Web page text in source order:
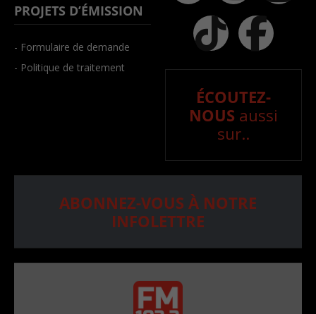
PROJETS D’ÉMISSION
- Formulaire de demande
- Politique de traitement
ÉCOUTEZ-
NOUS aussi
sur..
ABONNEZ-VOUS À NOTRE
INFOLETTRE